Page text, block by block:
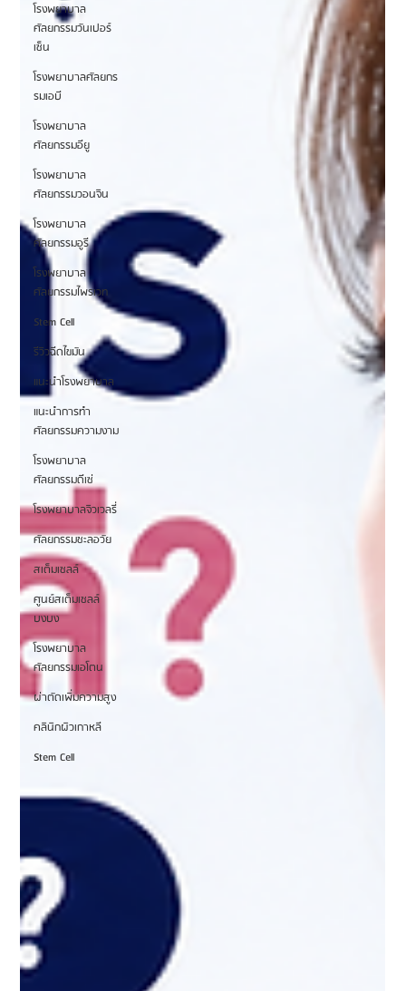
โรงพยาบาล
ศัลยกรรมวันเปอร์
เซ็น
โรงพยาบาลศัลยกร
รมเอบี
โรงพยาบาล
ศัลยกรรมอียู
โรงพยาบาล
ศัลยกรรมวอนจิน
โรงพยาบาล
ศัลยกรรมอูรี
โรงพยาบาล
ศัลยกรรมไพรเวท
Stem Cell
รีวิวฉีดไขมัน
แนะนำโรงพยาบาล
แนะนำการทำ
ศัลยกรรมความงาม
โรงพยาบาล
ศัลยกรรมดีเซ่
โรงพยาบาลจิวเวลรี่
ศัลยกรรมชะลอวัย
สเต็มเซลล์
ศูนย์สเต็มเซลล์
บงบง
โรงพยาบาล
ศัลยกรรมเอโตน
ผ่าตัดเพิ่มความสูง
คลินิกผิวเกาหลี
Stem Cell